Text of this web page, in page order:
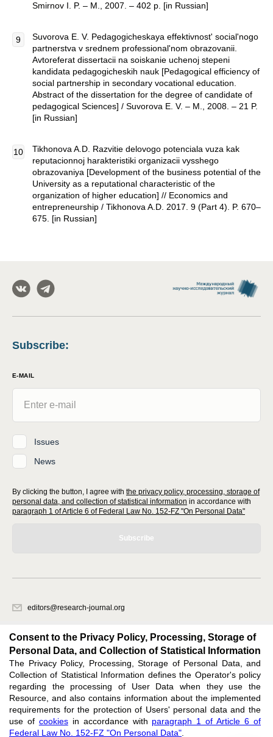
Smirnov I. P. – M., 2007. – 402 p. [in Russian]
Suvorova E. V. Pedagogicheskaya effektivnost' social'nogo
partnerstva v srednem professional'nom obrazovanii.
Avtoreferat dissertacii na soiskanie uchenoj stepeni
kandidata pedagogicheskih nauk [Pedagogical efficiency of
social partnership in secondary vocational education.
Abstract of the dissertation for the degree of candidate of
pedagogical Sciences] / Suvorova E. V. – M., 2008. – 21 P.
[in Russian]
Tikhonova A.D. Razvitie delovogo potenciala vuza kak
reputacionnoj harakteristiki organizacii vysshego
obrazovaniya [Development of the business potential of the
University as a reputational characteristic of the
organization of higher education] // Economics and
entrepreneurship / Tikhonova A.D. 2017. 9 (Part 4). P. 670–
675. [in Russian]
Subscribe:
E-MAIL
Issues
News
By clicking the button, I agree with the privacy policy, processing, storage of
personal data, and collection of statistical information in accordance with
paragraph 1 of Article 6 of Federal Law No. 152-FZ "On Personal Data"
Subscribe
editors@research-journal.org
office 1
Feedback
Support: editors@research-journal.org
Consent to the Privacy Policy, Processing, Storage of
Personal Data, and Collection of Statistical Information
The Privacy Policy, Processing, Storage of Personal Data, and
Collection of Statistical Information defines the Operator's policy
regarding the processing of User Data when they use the
Resource, and also contains information about the implemented
requirements for the protection of Users' personal data and the
use of cookiesin accordance with paragraph 1 of Article 6 of
Federal Law No. 152-FZ "On Personal Data"